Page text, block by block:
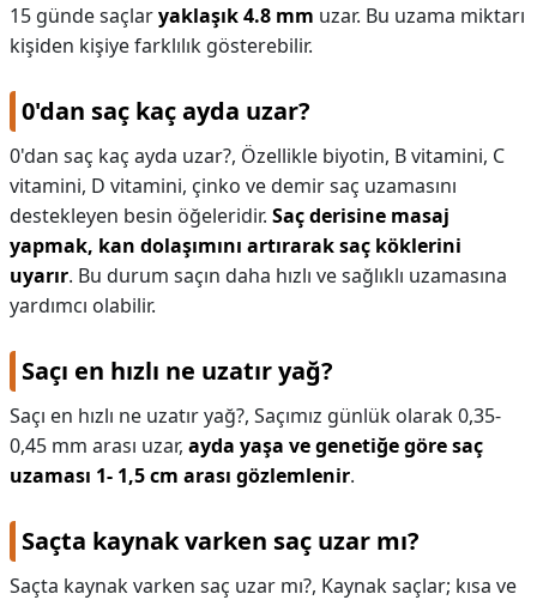
15 günde saçlaryaklaşık 4.8 mm uzar. Bu uzama miktarı
kişiden kişiye farklılık gösterebilir.
0'dan saç kaç ayda uzar?
0'dan saç kaç ayda uzar?, Özellikle biyotin, B vitamini, C
vitamini, D vitamini, çinko ve demir saç uzamasını
destekleyen besin öğeleridir. Saç derisine masaj
yapmak, kan dolaşımını artırarak saç köklerini
uyarır. Bu durum saçın daha hızlı ve sağlıklı uzamasına
yardımcı olabilir.
Saçı en hızlı ne uzatır yağ?
Saçı en hızlı ne uzatır yağ?, Saçımız günlük olarak 0,35-
0,45 mm arası uzar, ayda yaşa ve genetiğe göre saç
uzaması 1- 1,5 cm arası gözlemlenir.
Saçta kaynak varken saç uzar mı?
Saçta kaynak varken saç uzar mı?, Kaynak saçlar; kısa ve